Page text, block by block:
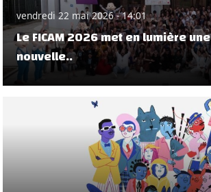
vendredi 22 mai 2026 - 14:01
Le FICAM 2026 met en lumière une
nouvelle..